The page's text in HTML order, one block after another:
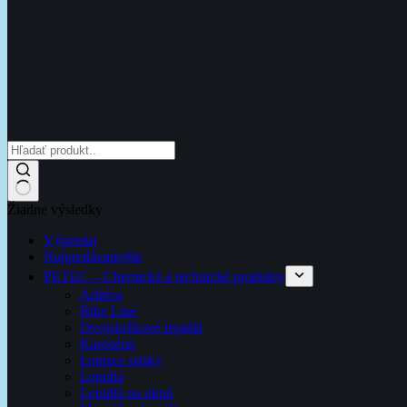
Žiadne výsledky
Výpredaj
Najpredávanejšie
PETEC – Chemické a technické produkty
Aditíva
Bike Line
Dvojzložkové lepidlá
Karoséria
Lepiace pásky
Lepidlá
Lepidlá na okná